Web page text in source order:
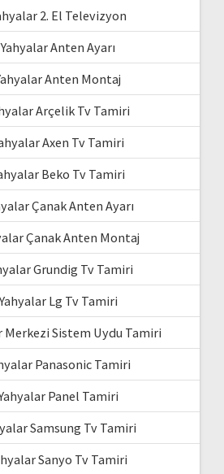
2. El Televizyon
Yahyalar Anten Ayarı
Anten Montaj
Arçelik Tv Tamiri
Axen Tv Tamiri
Beko Tv Tamiri
Çanak Anten Ayarı
Çanak Anten Montaj
Grundig Tv Tamiri
Yahyalar Lg Tv Tamiri
Merkezi Sistem Uydu Tamiri
Panasonic Tamiri
Panel Tamiri
Samsung Tv Tamiri
Sanyo Tv Tamiri